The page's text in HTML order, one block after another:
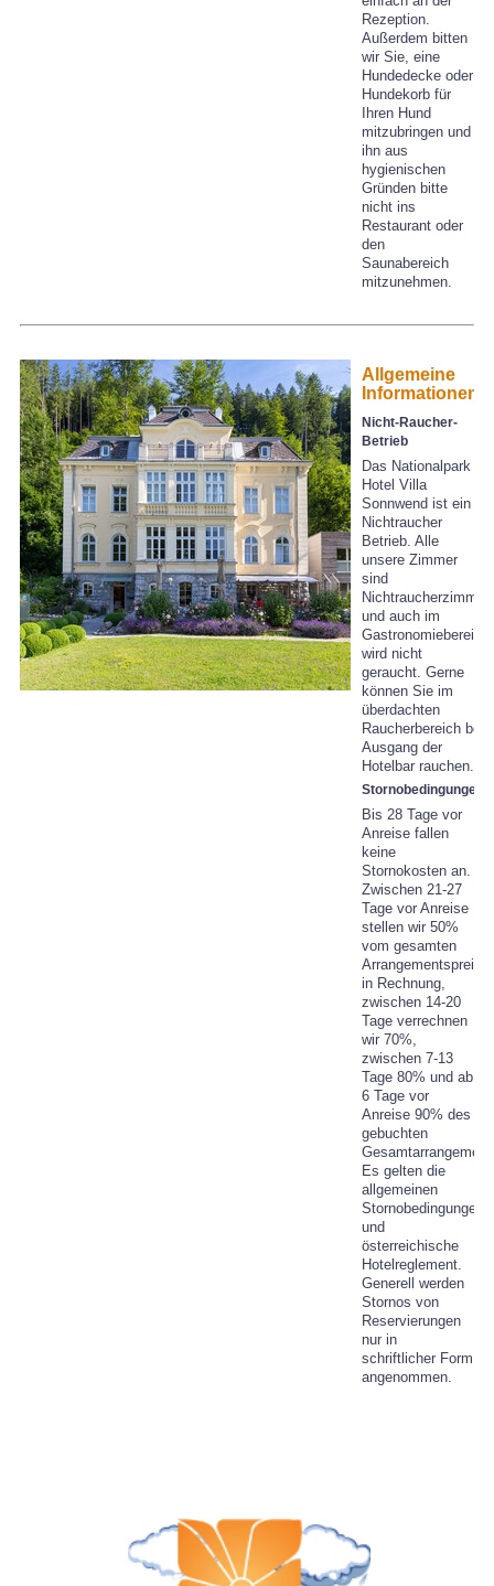
Rezeption.
Außerdem bitten
wir Sie, eine
Hundedecke oder
Hundekorb für
Ihren Hund
mitzubringen und
ihn aus
hygienischen
Gründen bitte
nicht ins
Restaurant oder
den
Saunabereich
mitzunehmen.
Allgemeine
Informationen
Nicht-Raucher-
Betrieb
Das Nationalpark
Hotel Villa
Sonnwend ist ein
Nichtraucher
Betrieb. Alle
unsere Zimmer
sind
Nichtraucherzimmer
und auch im
Gastronomiebereich
wird nicht
geraucht. Gerne
können Sie im
überdachten
Raucherbereich
Ausgang der
Hotelbar rauchen.
Stornobedingungen
Bis 28 Tage vor
Anreise fallen
keine
Stornokosten an.
Zwischen 21-27
Tage vor Anreise
stellen wir 50%
vom gesamten
Arrangementspreis
in Rechnung,
zwischen 14-20
Tage verrechnen
wir 70%,
zwischen 7-13
Tage 80% und ab
6 Tage vor
Anreise 90% des
gebuchten
Es gelten die
allgemeinen
Stornobedingungen
und
österreichische
Hotelreglement.
Generell werden
Stornos von
Reservierungen
nur in
schriftlicher Form
angenommen.